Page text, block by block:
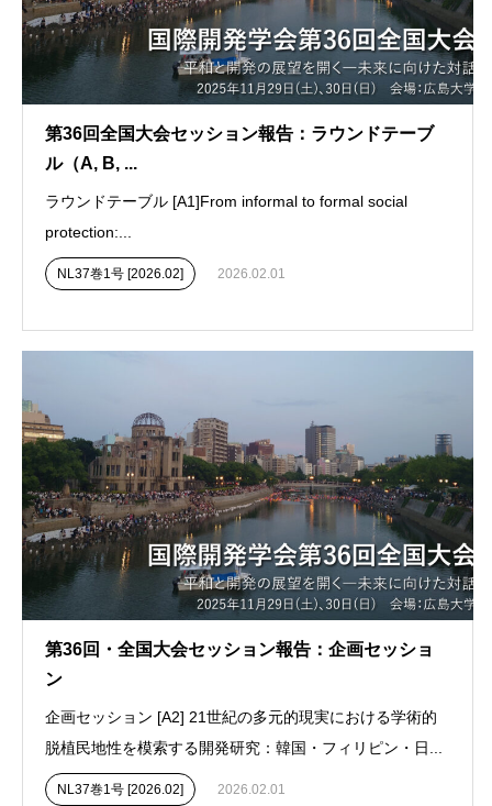
第36回全国大会セッション報告：ラウンドテーブ
ル（A, B, ...
ラウンドテーブル [A1]From informal to formal social
protection:...
NL37巻1号 [2026.02] 2026.02.01
第36回・全国大会セッション報告：企画セッショ
ン
企画セッション [A2] 21世紀の多元的現実における学術的
脱植民地性を模索する開発研究：韓国・フィリピン・日...
NL37巻1号 [2026.02] 2026.02.01